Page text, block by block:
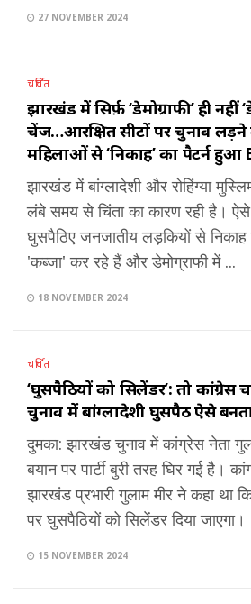
27 NOVEMBER 2024
चर्चित
झारखंड में सिर्फ़ ‘डेमोग्राफी’ ही नहीं
चेंज…आरक्षित सीटों पर चुनाव
महिलाओं से ‘निकाह’ का पैटर्न हुआ
झारखंड में बांग्लादेशी और रोहिंग्या
लंबे समय से चिंता का कारण रही है।
घुसपैठिए जनजातीय लड़कियों से
'कब्जा' कर रहे हैं और डेमोग्राफी में ...
18 NOVEMBER 2024
चर्चित
‘घुसपैठियों को सिलेंडर’: तो
चुनाव में बांग्लादेशी घुसपैठ ऐसे बनता
दुमका: झारखंड चुनाव में कांग्रेस नेता
बयान पर पार्टी बुरी तरह घिर गई है।
झारखंड प्रभारी गुलाम मीर ने कहा था
पर घुसपैठियों को सिलेंडर दिया जाएगा।
15 NOVEMBER 2024